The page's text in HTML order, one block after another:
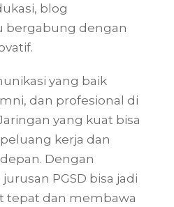
blog
bergabung dengan
yang baik
dan profesional di
yang kuat bisa
kerja dan
Dengan
PGSD bisa jadi
tepat dan membawa